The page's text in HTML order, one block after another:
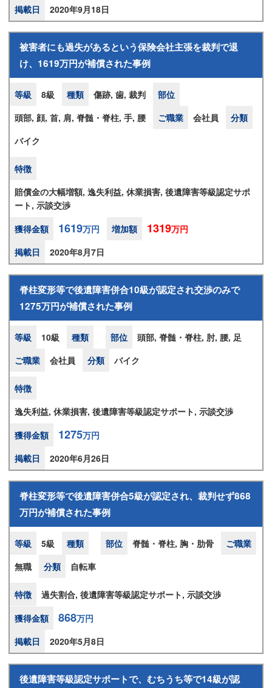
掲載日 2020年9月18日
被害者にも過失があるという保険会社主張を裁判で退
け、1619万円が補償された事例
等級 8級 種類 傷跡, 歯, 裁判
部位
頭部, 顔, 首, 肩, 脊髄・脊柱, 手, 腰
ご職業 会社員
分類
バイク
特徴
賠償金の大幅増額, 逸失利益, 休業損害, 後遺障害等級認定サポ
ート, 示談交渉
獲得金額
1619万円 増加額 1319万円
掲載日
2020年8月7日
脊柱変形等で後遺障害併合10級が認定され交渉のみで
1275万円が補償された事例
等級 10級 種類 部位
頭部, 脊髄・脊柱, 肘, 腰, 足
ご職業
会社員 分類 バイク
特徴
逸失利益, 休業損害, 後遺障害等級認定サポート, 示談交渉
獲得金額
1275万円
掲載日
2020年6月26日
脊柱変形等で後遺障害併合5級が認定され、裁判せず868
万円が補償された事例
等級 5級 種類 部位 脊髄・脊柱, 胸・肋骨
ご職業
無職
分類 自転車
特徴
過失割合, 後遺障害等級認定サポート, 示談交渉
獲得金額
868万円
掲載日
2020年5月8日
後遺障害等級認定サポートで、むちうち等で14級が認